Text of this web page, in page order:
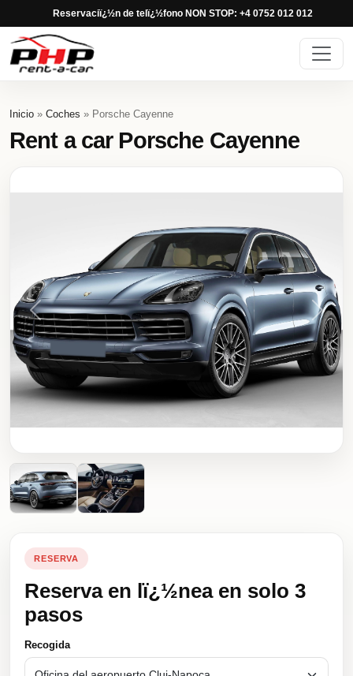
Reservaciï¿½n de telï¿½fono NON STOP: +4 0752 012 012
Inicio » Coches » Porsche Cayenne
Rent a car Porsche Cayenne
Previous Next
RESERVA
Reserva en lï¿½nea en solo 3
pasos
Recogida